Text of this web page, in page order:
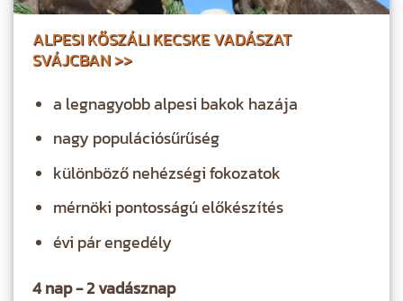
ALPESI KŐSZÁLI KECSKE VADÁSZAT
SVÁJCBAN >>
a legnagyobb alpesi bakok hazája
nagy populációsűrűség
különböző nehézségi fokozatok
mérnöki pontosságú előkészítés
évi pár engedély
4 nap - 2 vadásznap